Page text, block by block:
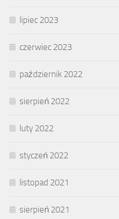
lipiec 2023
czerwiec 2023
październik 2022
sierpień 2022
luty 2022
styczeń 2022
listopad 2021
sierpień 2021